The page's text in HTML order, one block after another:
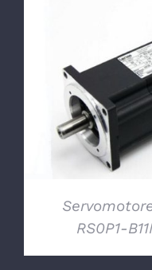
RS0P1-